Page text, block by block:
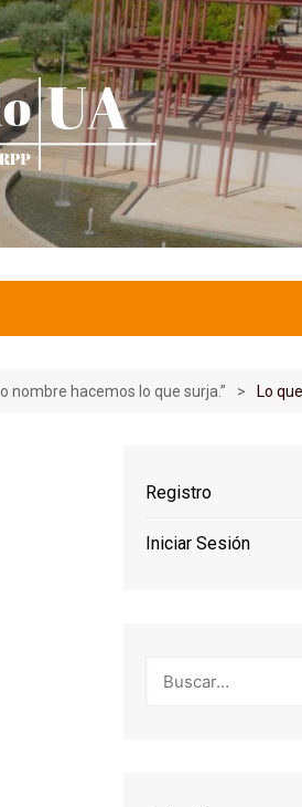
nombre hacemos lo que surja.” Lo
Registro
Iniciar Sesión